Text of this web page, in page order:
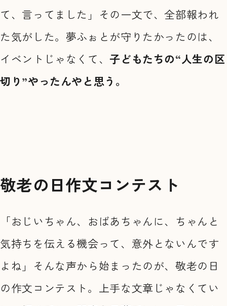
て、言ってました」その一文で、全部報われ
た気がした。夢ふぉとが守りたかったのは、
イベントじゃなくて、子どもたちの“人生の区
切り”やったんやと思う。
敬老の日作文コンテスト
「おじいちゃん、おばあちゃんに、ちゃんと
気持ちを伝える機会って、意外とないんです
よね」そんな声から始まったのが、敬老の日
の作文コンテスト。上手な文章じゃなくてい